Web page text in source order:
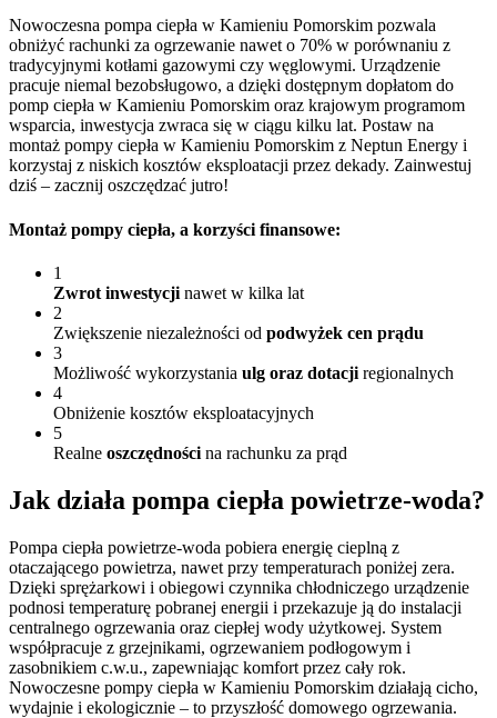
Nowoczesna pompa ciepła w Kamieniu Pomorskim pozwala
obniżyć rachunki za ogrzewanie nawet o 70% w porównaniu z
tradycyjnymi kotłami gazowymi czy węglowymi. Urządzenie
pracuje niemal bezobsługowo, a dzięki dostępnym dopłatom do
pomp ciepła w Kamieniu Pomorskim oraz krajowym programom
wsparcia, inwestycja zwraca się w ciągu kilku lat. Postaw na
montaż pompy ciepła w Kamieniu Pomorskim z Neptun Energy i
korzystaj z niskich kosztów eksploatacji przez dekady. Zainwestuj
dziś – zacznij oszczędzać jutro!
Montaż pompy ciepła, a korzyści finansowe:
1
Zwrot inwestycji nawet w kilka lat
2
Zwiększenie niezależności od podwyżek cen prądu
3
Możliwość wykorzystania ulg oraz dotacji regionalnych
4
Obniżenie kosztów eksploatacyjnych
5
Realne oszczędności na rachunku za prąd
Jak działa pompa ciepła powietrze-woda?
Pompa ciepła powietrze-woda pobiera energię cieplną z
otaczającego powietrza, nawet przy temperaturach poniżej zera.
Dzięki sprężarkowi i obiegowi czynnika chłodniczego urządzenie
podnosi temperaturę pobranej energii i przekazuje ją do instalacji
centralnego ogrzewania oraz ciepłej wody użytkowej. System
współpracuje z grzejnikami, ogrzewaniem podłogowym i
zasobnikiem c.w.u., zapewniając komfort przez cały rok.
Nowoczesne pompy ciepła w Kamieniu Pomorskim działają cicho,
wydajnie i ekologicznie – to przyszłość domowego ogrzewania.